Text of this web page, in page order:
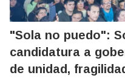
"Sola no puedo":
candidatura a
de unidad,